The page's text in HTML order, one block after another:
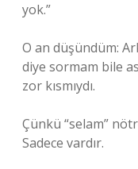
yok.”
O an düşündüm:
diye sormam bile
zor kısmıydı.
Çünkü “selam”
Sadece vardır.